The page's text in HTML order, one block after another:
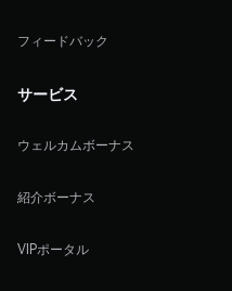
フィードバック
サービス
ウェルカムボーナス
紹介ボーナス
VIPポータル